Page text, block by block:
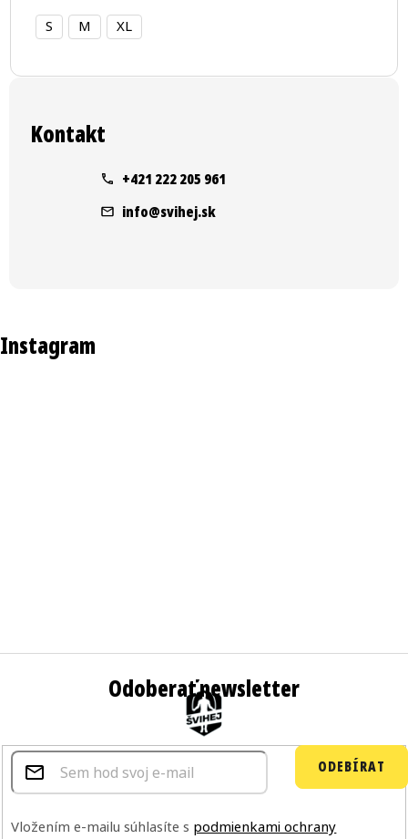
S M XL
Instagram
Odoberať newsletter
Vložením e-mailu súhlasíte s podmienkami ochrany
ODEBÍRAT
Kontakt
info@svihej.sk
+421 222 205 961